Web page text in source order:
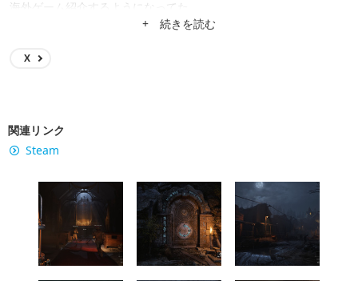
海外ゲーム紹介するようになってた。
+ 続きを読む
X
関連リンク
Steam